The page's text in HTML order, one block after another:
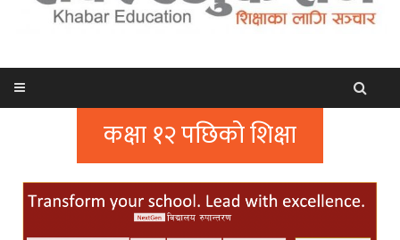
कक्षा १२ पछिको शिक्षा